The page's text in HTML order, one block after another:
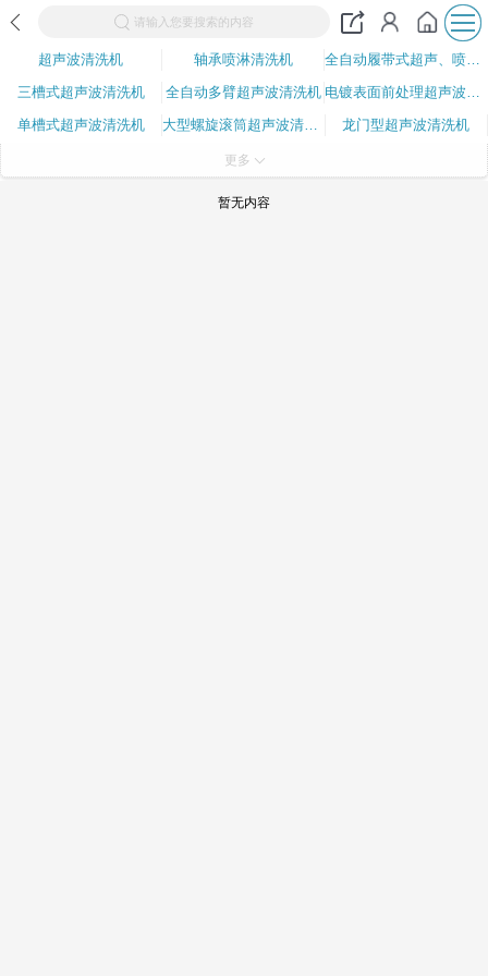
请输入您要搜索的内容
超声波清洗机 轴承喷淋清洗机
全自动履带式超声、喷淋清洗机
三槽式超声波清洗机
全自动多臂超声波清洗机
电镀表面前处理超声波清洗系
单槽式超声波清洗机
大型螺旋滚筒超声波清洗机
龙门型超声波清洗机
超声波振板
更多
暂无内容